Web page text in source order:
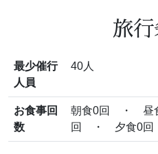
旅
最少催行
人員
40人
お食事回
数
朝食0回 ・ 昼
回 ・ 夕食0回